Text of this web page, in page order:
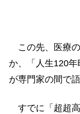
この先、医療
か、「人生120
が専門家の間で
すでに「超超